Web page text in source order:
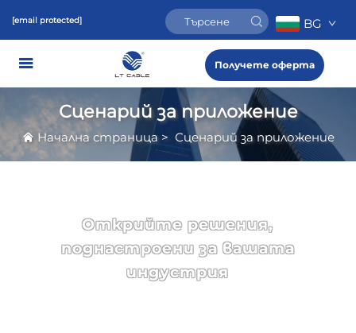
[email protected] BG
Получете оферта
Сценарий за приложение
Начална страница> Сценарий за приложение
Открийте решения,
поднастроени за вашата
индустрия